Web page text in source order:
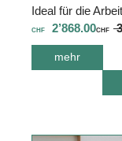
Ideal für die
CHF 2’868.00CHF
mehr